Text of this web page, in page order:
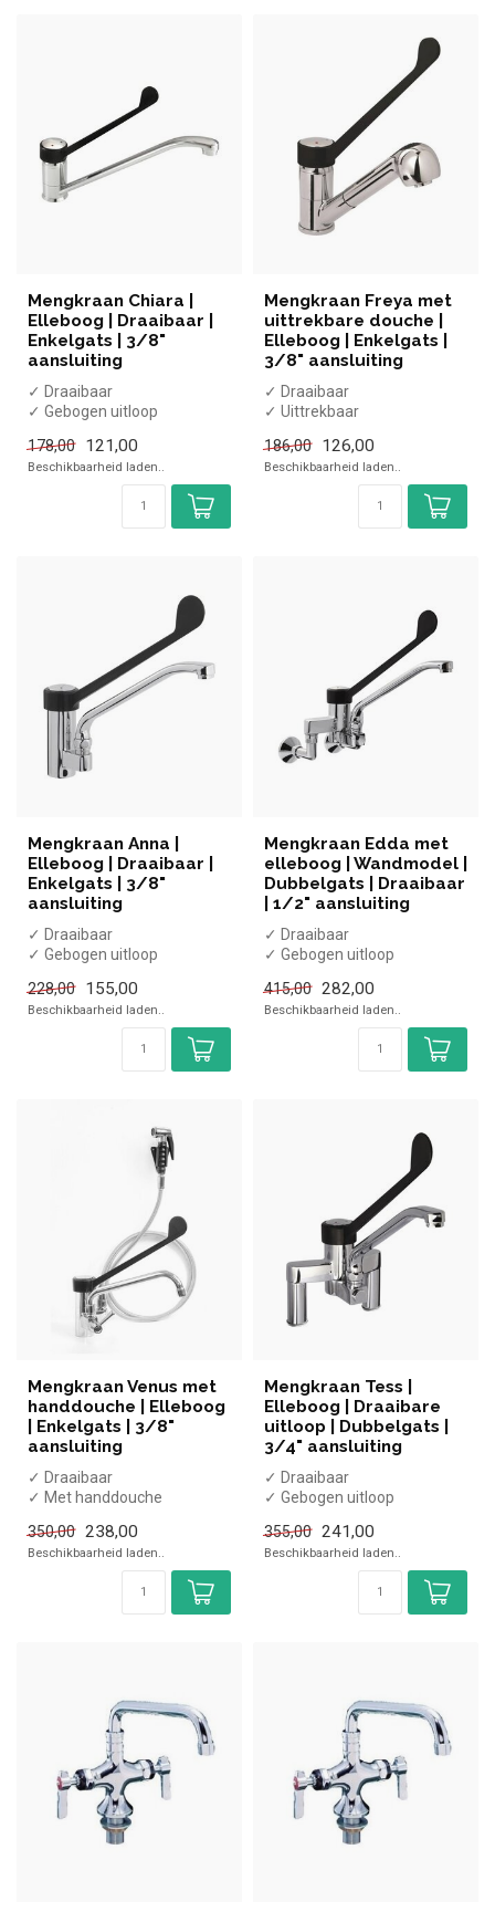
Mengkraan Chiara |
Elleboog | Draaibaar |
Enkelgats | 3/8"
aansluiting
✓ Draaibaar
✓ Gebogen uitloop
✓ Chroom
✓ 3/8" aansluiting
178,00 121,00
Beschikbaarheid laden..
Mengkraan Freya met
uittrekbare douche |
Elleboog | Enkelgats |
3/8" aansluiting
✓ Draaibaar
✓ Uittrekbaar
✓ Chroom
✓ 3/8" aansluiting
186,00 126,00
Beschikbaarheid laden..
Mengkraan Anna |
Elleboog | Draaibaar |
Enkelgats | 3/8"
aansluiting
✓ Draaibaar
✓ Gebogen uitloop
✓ Chroom
✓ 3/8" aansluiting
228,00 155,00
Beschikbaarheid laden..
Mengkraan Edda met
elleboog | Wandmodel |
Dubbelgats | Draaibaar
| 1/2" aansluiting
✓ Draaibaar
✓ Gebogen uitloop
✓ Chroom
✓ 1/2" aansluiting
415,00 282,00
Beschikbaarheid laden..
Mengkraan Venus met
handdouche | Elleboog
| Enkelgats | 3/8"
aansluiting
✓ Draaibaar
✓ Met handdouche
✓ Chroom
✓ 3/8" aansluiting
350,00 238,00
Beschikbaarheid laden..
Mengkraan Tess |
Elleboog | Draaibare
uitloop | Dubbelgats |
3/4" aansluiting
✓ Draaibaar
✓ Gebogen uitloop
✓ Chroom
✓ 3/4" aansluiting
355,00 241,00
Beschikbaarheid laden..